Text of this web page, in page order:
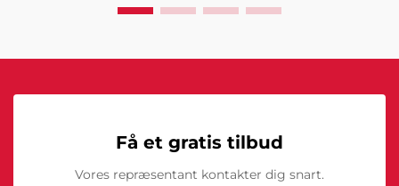
Få et gratis tilbud
Vores repræsentant kontakter dig snart.